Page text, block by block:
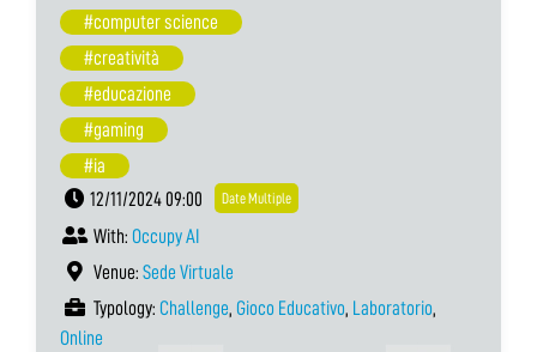
#computer science
#creatività
#educazione
#gaming
#ia
12/11/2024 09:00
Date Multiple
With: Occupy AI
Venue: Sede Virtuale
Typology: Challenge, Gioco Educativo, Laboratorio,
Online